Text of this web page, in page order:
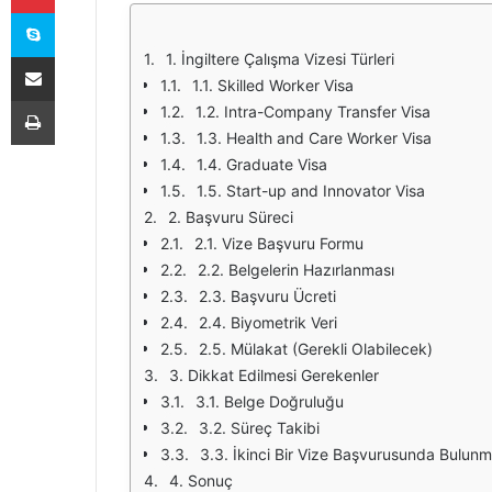
1. İngiltere Çalışma Vizesi Türleri
1.1. Skilled Worker Visa
1.2. Intra-Company Transfer Visa
1.3. Health and Care Worker Visa
1.4. Graduate Visa
1.5. Start-up and Innovator Visa
2. Başvuru Süreci
2.1. Vize Başvuru Formu
2.2. Belgelerin Hazırlanması
2.3. Başvuru Ücreti
2.4. Biyometrik Veri
2.5. Mülakat (Gerekli Olabilecek)
3. Dikkat Edilmesi Gerekenler
3.1. Belge Doğruluğu
3.2. Süreç Takibi
3.3. İkinci Bir Vize Başvurusunda
4. Sonuç
Skype
E-Posta ile paylaş